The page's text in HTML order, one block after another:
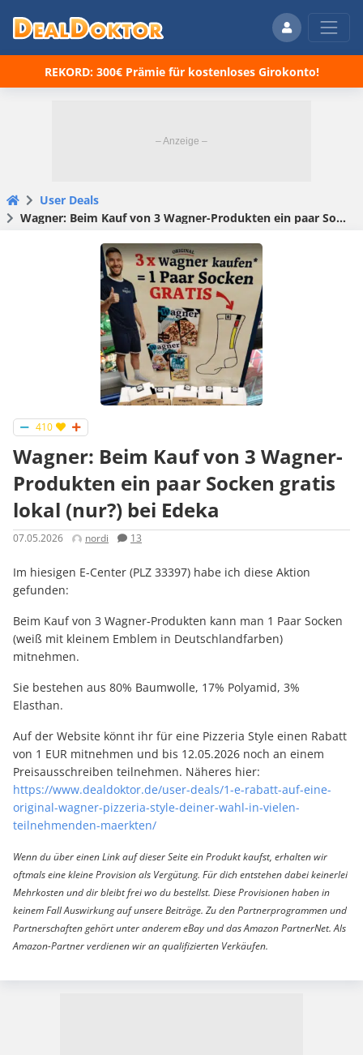
REKORD: 300€ Prämie für kostenloses Girokonto!
User Deals
Wagner: Beim Kauf von 3 Wagner-Produkten ein paar Socken gratis lokal (nur?) bei Edeka
410
Wagner: Beim Kauf von 3 Wagner-
Produkten ein paar Socken gratis
lokal (nur?) bei Edeka
07.05.2026 nordi 13
Im hiesigen E-Center (PLZ 33397) habe ich diese Aktion
gefunden:
Beim Kauf von 3 Wagner-Produkten kann man 1 Paar Socken
(weiß mit kleinem Emblem in Deutschlandfarben)
mitnehmen.
Sie bestehen aus 80% Baumwolle, 17% Polyamid, 3%
Elasthan.
Auf der Website könnt ihr für eine Pizzeria Style einen Rabatt
von 1 EUR mitnehmen und bis 12.05.2026 noch an einem
Preisausschreiben teilnehmen. Näheres hier:
https://www.dealdoktor.de/user-deals/1-e-rabatt-auf-eine-
original-wagner-pizzeria-style-deiner-wahl-in-vielen-
teilnehmenden-maerkten/
Wenn du über einen Link auf dieser Seite ein Produkt kaufst, erhalten wir
oftmals eine kleine Provision als Vergütung. Für dich entstehen dabei keinerlei
Mehrkosten und dir bleibt frei wo du bestellst. Diese Provisionen haben in
keinem Fall Auswirkung auf unsere Beiträge. Zu den Partnerprogrammen und
Partnerschaften gehört unter anderem eBay und das Amazon PartnerNet. Als
Amazon-Partner verdienen wir an qualifizierten Verkäufen.